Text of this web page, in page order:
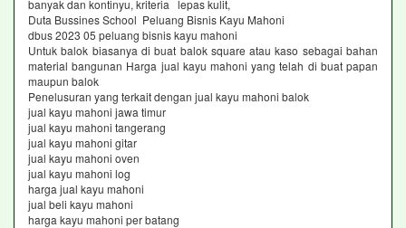
banyak dan kontinyu, kriteria lepas kulit,
Duta Bussines School Peluang Bisnis Kayu Mahoni
dbus 2023 05 peluang bisnis kayu mahoni
Untuk balok biasanya di buat balok square atau kaso sebagai bahan
material bangunan Harga jual kayu mahoni yang telah di buat papan
maupun balok
Penelusuran yang terkait dengan jual kayu mahoni balok
jual kayu mahoni jawa timur
jual kayu mahoni tangerang
jual kayu mahoni gitar
jual kayu mahoni oven
jual kayu mahoni log
harga jual kayu mahoni
jual beli kayu mahoni
harga kayu mahoni per batang